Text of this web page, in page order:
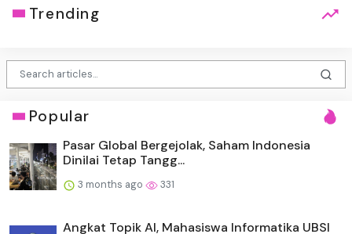
Trending
Popular
Pasar Global Bergejolak, Saham Indonesia
Dinilai Tetap Tangg...
3 months ago 331
Angkat Topik AI, Mahasiswa Informatika UBSI